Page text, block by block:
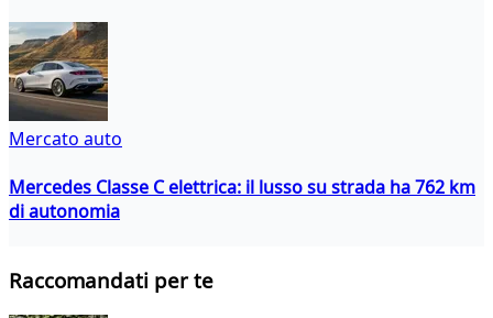
Mercato auto
Mercedes Classe C elettrica: il lusso su strada ha 762 km
di autonomia
Raccomandati per te